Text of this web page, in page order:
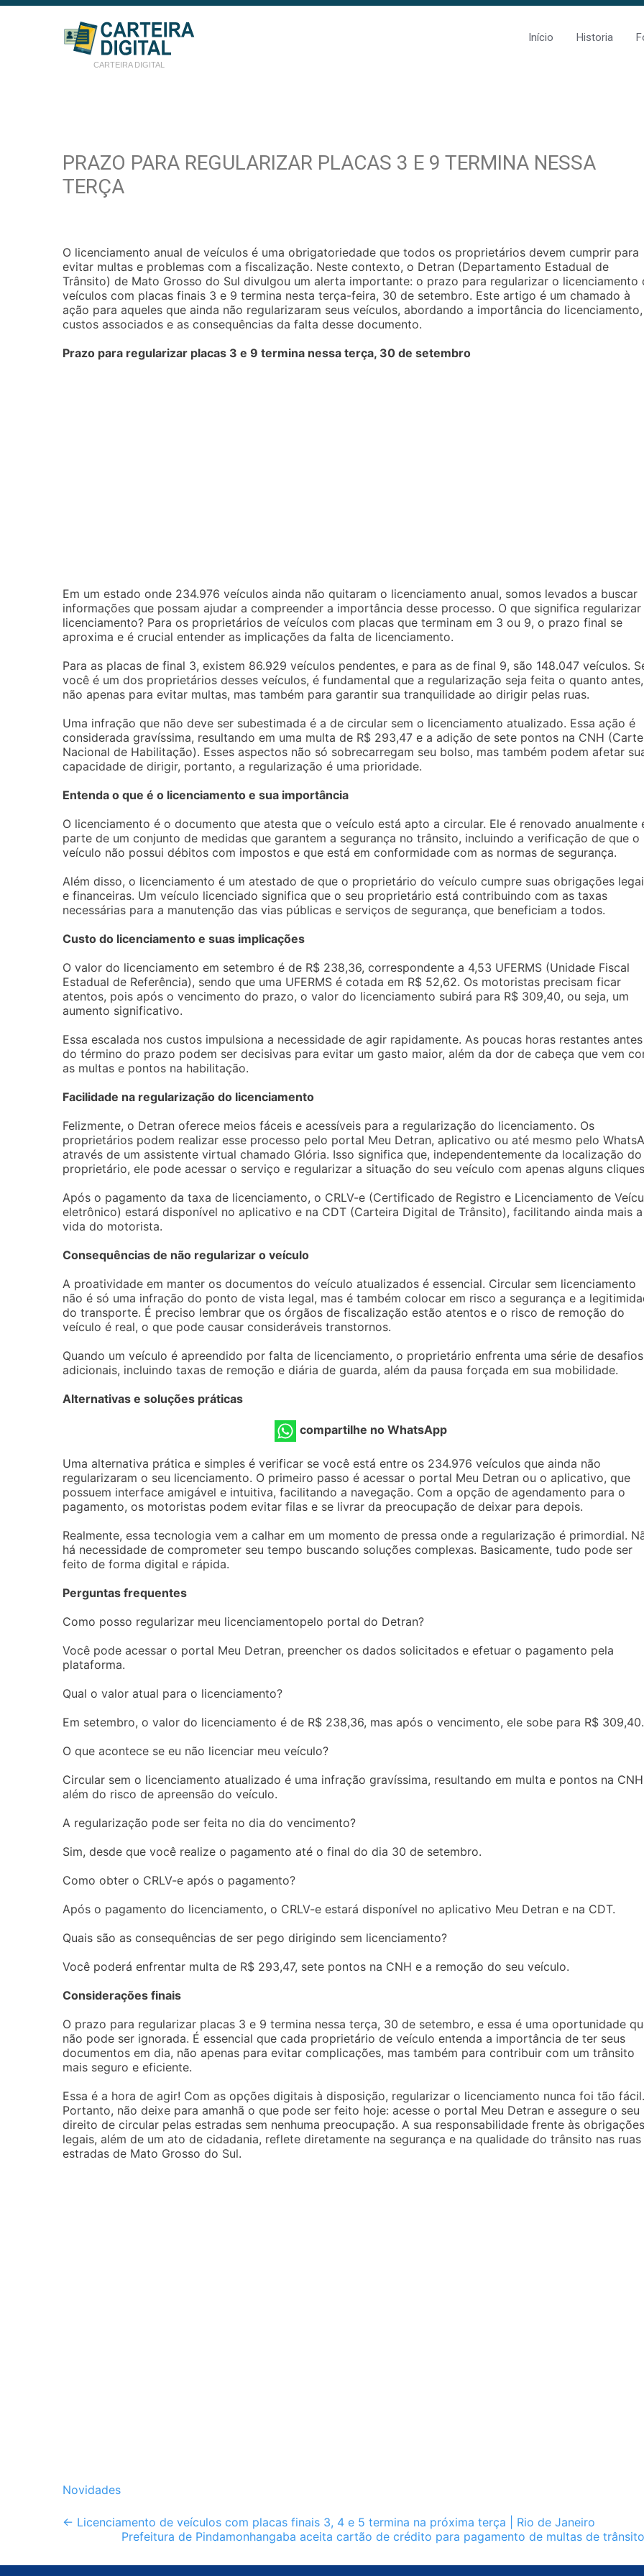
CARTEIRA DIGITAL
Início Historia
PRAZO PARA REGULARIZAR PLACAS 3 E 9 TERMINA NESSA
TERÇA
O licenciamento anual de veículos é uma obrigatoriedade que todos os proprietários devem cumprir para
evitar multas e problemas com a fiscalização. Neste contexto, o Detran (Departamento Estadual de
Trânsito) de Mato Grosso do Sul divulgou um alerta importante: o prazo para regularizar o licenciamento
veículos com placas finais 3 e 9 termina nesta terça-feira, 30 de setembro. Este artigo é um chamado à
ação para aqueles que ainda não regularizaram seus veículos, abordando a importância do
custos associados e as consequências da falta desse documento.
Prazo para regularizar placas 3 e 9 termina nessa terça, 30 de setembro
Em um estado onde 234.976 veículos ainda não quitaram o licenciamento anual, somos levados a buscar
informações que possam ajudar a compreender a importância desse processo. O que significa
licenciamento? Para os proprietários de veículos com placas que terminam em 3 ou 9, o prazo final se
aproxima e é crucial entender as implicações da falta de licenciamento.
Para as placas de final 3, existem 86.929 veículos pendentes, e para as de final 9, são 148.047 veículos.
você é um dos proprietários desses veículos, é fundamental que a regularização seja feita o quanto antes,
não apenas para evitar multas, mas também para garantir sua tranquilidade ao dirigir pelas ruas.
Uma infração que não deve ser subestimada é a de circular sem o licenciamento atualizado. Essa ação é
considerada gravíssima, resultando em uma multa de R$ 293,47 e a adição de sete pontos na CNH
Nacional de Habilitação). Esses aspectos não só sobrecarregam seu bolso, mas também podem afetar
capacidade de dirigir, portanto, a regularização é uma prioridade.
Entenda o que é o licenciamento e sua importância
O licenciamento é o documento que atesta que o veículo está apto a circular. Ele é renovado anualmente
parte de um conjunto de medidas que garantem a segurança no trânsito, incluindo a verificação de que o
veículo não possui débitos com impostos e que está em conformidade com as normas de segurança.
Além disso, o licenciamento é um atestado de que o proprietário do veículo cumpre suas obrigações
e financeiras. Um veículo licenciado significa que o seu proprietário está contribuindo com as taxas
necessárias para a manutenção das vias públicas e serviços de segurança, que beneficiam a todos.
Custo do licenciamento e suas implicações
O valor do licenciamento em setembro é de R$ 238,36, correspondente a 4,53 UFERMS (Unidade Fiscal
Estadual de Referência), sendo que uma UFERMS é cotada em R$ 52,62. Os motoristas precisam ficar
atentos, pois após o vencimento do prazo, o valor do licenciamento subirá para R$ 309,40, ou seja, um
aumento significativo.
Essa escalada nos custos impulsiona a necessidade de agir rapidamente. As poucas horas restantes antes
do término do prazo podem ser decisivas para evitar um gasto maior, além da dor de cabeça que vem
as multas e pontos na habilitação.
Facilidade na regularização do licenciamento
Felizmente, o Detran oferece meios fáceis e acessíveis para a regularização do licenciamento. Os
proprietários podem realizar esse processo pelo portal Meu Detran, aplicativo ou até mesmo pelo
através de um assistente virtual chamado Glória. Isso significa que, independentemente da localização do
proprietário, ele pode acessar o serviço e regularizar a situação do seu veículo com apenas alguns
Após o pagamento da taxa de licenciamento, o CRLV-e (Certificado de Registro e Licenciamento de
eletrônico) estará disponível no aplicativo e na CDT (Carteira Digital de Trânsito), facilitando ainda mais a
vida do motorista.
Consequências de não regularizar o veículo
A proatividade em manter os documentos do veículo atualizados é essencial. Circular sem licenciamento
não é só uma infração do ponto de vista legal, mas é também colocar em risco a segurança e a
do transporte. É preciso lembrar que os órgãos de fiscalização estão atentos e o risco de remoção do
veículo é real, o que pode causar consideráveis transtornos.
Quando um veículo é apreendido por falta de licenciamento, o proprietário enfrenta uma série de desafios
adicionais, incluindo taxas de remoção e diária de guarda, além da pausa forçada em sua mobilidade.
Alternativas e soluções práticas
compartilhe no WhatsApp
Uma alternativa prática e simples é verificar se você está entre os 234.976 veículos que ainda não
regularizaram o seu licenciamento. O primeiro passo é acessar o portal Meu Detran ou o aplicativo, que
possuem interface amigável e intuitiva, facilitando a navegação. Com a opção de agendamento para o
pagamento, os motoristas podem evitar filas e se livrar da preocupação de deixar para depois.
Realmente, essa tecnologia vem a calhar em um momento de pressa onde a regularização é primordial.
há necessidade de comprometer seu tempo buscando soluções complexas. Basicamente, tudo pode ser
feito de forma digital e rápida.
Perguntas frequentes
Como posso regularizar meu licenciamentopelo portal do Detran?
Você pode acessar o portal Meu Detran, preencher os dados solicitados e efetuar o pagamento pela
plataforma.
Qual o valor atual para o licenciamento?
Em setembro, o valor do licenciamento é de R$ 238,36, mas após o vencimento, ele sobe para R$ 309,40.
O que acontece se eu não licenciar meu veículo?
Circular sem o licenciamento atualizado é uma infração gravíssima, resultando em multa e pontos na
além do risco de apreensão do veículo.
A regularização pode ser feita no dia do vencimento?
Sim, desde que você realize o pagamento até o final do dia 30 de setembro.
Como obter o CRLV-e após o pagamento?
Após o pagamento do licenciamento, o CRLV-e estará disponível no aplicativo Meu Detran e na CDT.
Quais são as consequências de ser pego dirigindo sem licenciamento?
Você poderá enfrentar multa de R$ 293,47, sete pontos na CNH e a remoção do seu veículo.
Considerações finais
O prazo para regularizar placas 3 e 9 termina nessa terça, 30 de setembro, e essa é uma oportunidade
não pode ser ignorada. É essencial que cada proprietário de veículo entenda a importância de ter seus
documentos em dia, não apenas para evitar complicações, mas também para contribuir com um trânsito
mais seguro e eficiente.
Essa é a hora de agir! Com as opções digitais à disposição, regularizar o licenciamento nunca foi tão fácil.
Portanto, não deixe para amanhã o que pode ser feito hoje: acesse o portal Meu Detran e assegure o seu
direito de circular pelas estradas sem nenhuma preocupação. A sua responsabilidade frente às obrigações
legais, além de um ato de cidadania, reflete diretamente na segurança e na qualidade do trânsito nas ruas
estradas de Mato Grosso do Sul.
Novidades
Post
navigation
← Licenciamento de veículos com placas finais 3, 4 e 5 termina na próxima terça | Rio de Janeiro
Prefeitura de Pindamonhangaba aceita cartão de crédito para pagamento de multas de